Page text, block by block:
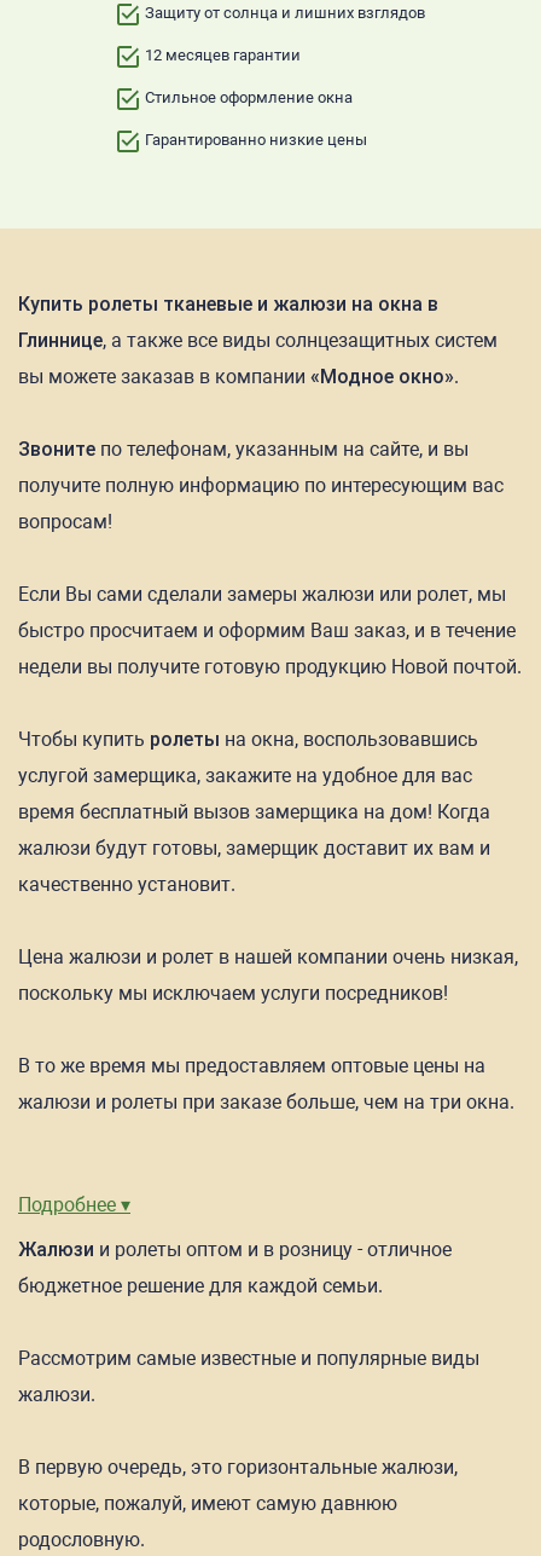
Защиту от солнца и лишних взглядов
12 месяцев гарантии
Стильное оформление окна
Гарантированно низкие цены
Купить ролеты тканевые и жалюзи на окна в
Глиннице, а также все виды солнцезащитных систем
вы можете заказав в компании «Модное окно».
Звоните по телефонам, указанным на сайте, и вы
получите полную информацию по интересующим вас
вопросам!
Если Вы сами сделали замеры жалюзи или ролет, мы
быстро просчитаем и оформим Ваш заказ, и в течение
недели вы получите готовую продукцию Новой почтой.
Чтобы купить ролеты на окна, воспользовавшись
услугой замерщика, закажите на удобное для вас
время бесплатный вызов замерщика на дом! Когда
жалюзи будут готовы, замерщик доставит их вам и
качественно установит.
Цена жалюзи и ролет в нашей компании очень низкая,
поскольку мы исключаем услуги посредников!
В то же время мы предоставляем оптовые цены на
жалюзи и ролеты при заказе больше, чем на три окна.
Подробнее ▾
Жалюзи и ролеты оптом и в розницу - отличное
бюджетное решение для каждой семьи.
Рассмотрим самые известные и популярные виды
жалюзи.
В первую очередь, это горизонтальные жалюзи,
которые, пожалуй, имеют самую давнюю
родословную.